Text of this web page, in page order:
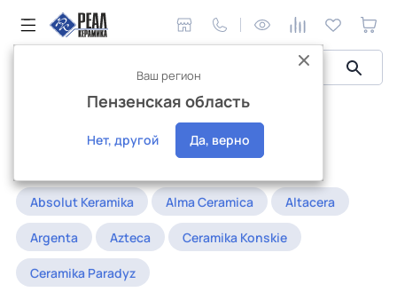
Керамическая плитка Керамогранит
Керамогранит под мрамор
Absolut Keramika Alma Ceramica Altacera
Argenta Azteca Ceramika Konskie
Ceramika Paradyz
Ваш регион
Пензенская область
Нет, другой Да, верно